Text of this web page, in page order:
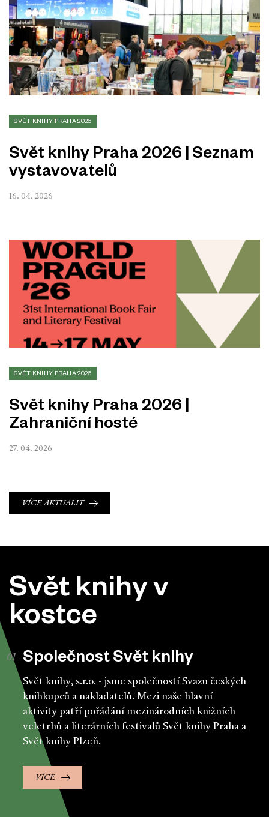
SVĚT KNIHY PRAHA 2026
Svět knihy Praha 2026 | Seznam
vystavovatelů
16. 04. 2026
SVĚT KNIHY PRAHA 2026
Svět knihy Praha 2026 |
Zahraniční hosté
27. 04. 2026
VÍCE AKTUALIT
Svět knihy v
kostce
Společnost Svět knihy
Svět knihy, s.r.o. - jsme společností Svazu českých
knihkupců a nakladatelů. Mezi naše hlavní
aktivity patří pořádání mezinárodních knižních
veletrhů a literárních festivalů Svět knihy Praha a
Svět knihy Plzeň.
VÍCE